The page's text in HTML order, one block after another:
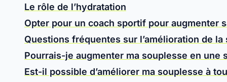
Le rôle de l’hydratation
Opter pour un coach sportif pour augmenter
Questions fréquentes sur l’amélioration de la
Pourrais-je augmenter ma souplesse en une
Est-il possible d’améliorer ma souplesse à